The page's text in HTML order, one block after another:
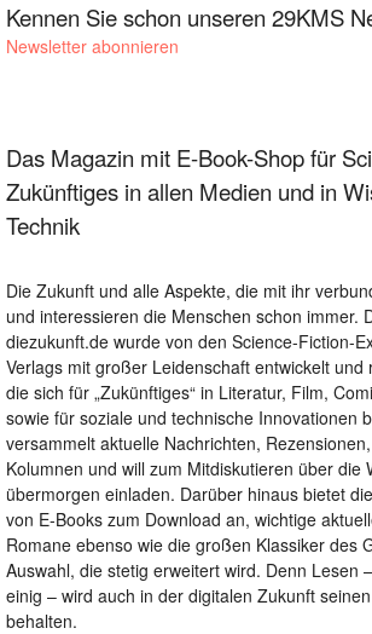
Kennen Sie schon unseren 29KMS
Newsletter abonnieren
Das Magazin mit E-Book-Shop für
Zukünftiges in allen Medien und in
Technik
Die Zukunft und alle Aspekte, die mit ihr
und interessieren die Menschen schon immer.
diezukunft.de wurde von den Science-Fiction-
Verlags mit großer Leidenschaft entwickelt und
die sich für „Zukünftiges“ in Literatur, Film,
sowie für soziale und technische Innovationen
versammelt aktuelle Nachrichten,
Kolumnen und will zum Mitdiskutieren über die
übermorgen einladen. Darüber hinaus bietet
von E-Books zum Download an, wichtige
Romane ebenso wie die großen Klassiker des
Auswahl, die stetig erweitert wird. Denn Lesen
einig – wird auch in der digitalen Zukunft
behalten.